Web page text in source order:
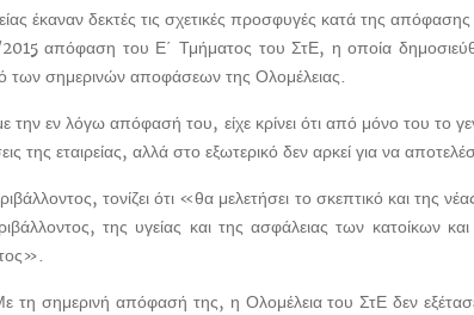
έκαναν δεκτές τις σχετικές προσφυγές κατά της
απόφαση του Ε΄ Τμήματος του ΣτΕ, η οποία
σημερινών αποφάσεων της Ολομέλειας.
εν λόγω απόφασή του, είχε κρίνει ότι από μόνο του το
της εταιρείας, αλλά στο εξωτερικό δεν αρκεί για να
τονίζει ότι «θα μελετήσει το σκεπτικό και της
της υγείας και της ασφάλειας των κατοίκων
τη σημερινή απόφασή της, η Ολομέλεια του ΣτΕ δεν